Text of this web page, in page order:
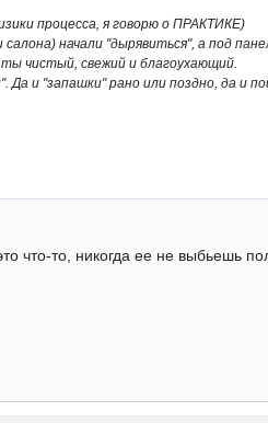
процесса, я говорю о ПРАКТИКЕ)
начали "дырявиться", а под
ты чистый, свежий и благоухающий.
и "запашки" рано или поздно, да и
что-то, никогда ее не выбьешь